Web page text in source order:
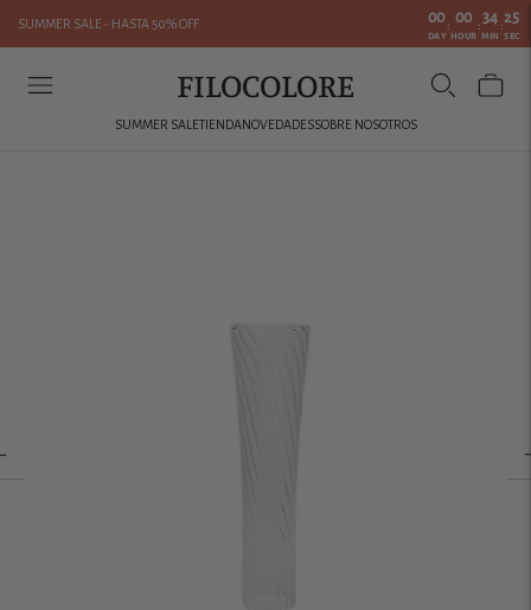
SUMMER SALE - HASTA 50% OFF 00
DAY
: 00
HOUR
: 34
MIN
:25
SEC
FILOCOLORE
SUMMER SALETIENDANOVEDADESSOBRE NOSOTROS